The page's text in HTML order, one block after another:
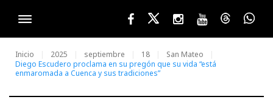
FacebookTwitterInstagram
YoutubeThreads
Inicio 2025 septiembre 18
San Mateo
Diego Escudero proclama en su pregón que su vida “está
enmaromada a Cuenca y sus tradiciones”